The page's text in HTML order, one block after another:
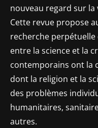
nouveau regard sur la
Cette revue propose
recherche perpétuelle
entre la science et la
contemporains ont la
dont la religion et la
des problèmes
humanitaires,
autres.